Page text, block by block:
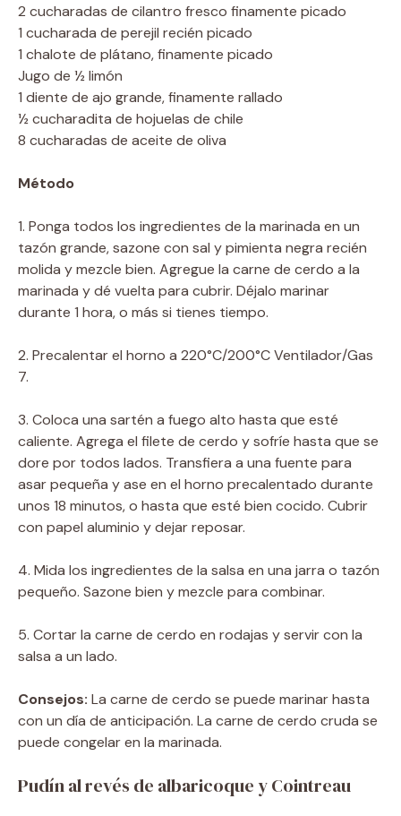
2 cucharadas de cilantro fresco finamente picado
1 cucharada de perejil recién picado
1 chalote de plátano, finamente picado
Jugo de ½ limón
1 diente de ajo grande, finamente rallado
½ cucharadita de hojuelas de chile
8 cucharadas de aceite de oliva
Método
1. Ponga todos los ingredientes de la marinada en un
tazón grande, sazone con sal y pimienta negra recién
molida y mezcle bien. Agregue la carne de cerdo a la
marinada y dé vuelta para cubrir. Déjalo marinar
durante 1 hora, o más si tienes tiempo.
2. Precalentar el horno a 220°C/200°C Ventilador/Gas
7.
3. Coloca una sartén a fuego alto hasta que esté
caliente. Agrega el filete de cerdo y sofríe hasta que se
dore por todos lados. Transfiera a una fuente para
asar pequeña y ase en el horno precalentado durante
unos 18 minutos, o hasta que esté bien cocido. Cubrir
con papel aluminio y dejar reposar.
4. Mida los ingredientes de la salsa en una jarra o tazón
pequeño. Sazone bien y mezcle para combinar.
5. Cortar la carne de cerdo en rodajas y servir con la
salsa a un lado.
Consejos: La carne de cerdo se puede marinar hasta
con un día de anticipación. La carne de cerdo cruda se
puede congelar en la marinada.
Pudín al revés de albaricoque y Cointreau